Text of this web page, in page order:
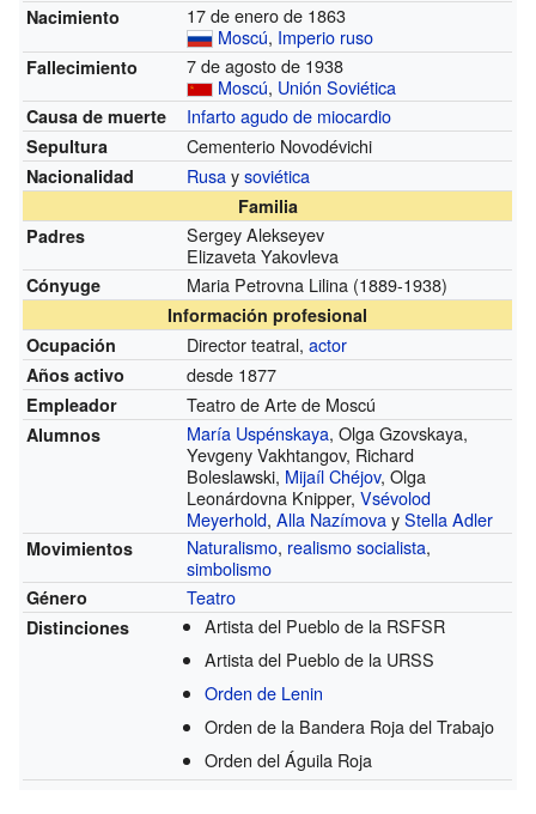
Nacimiento
17 de enero de 1863
Moscú, Imperio ruso
Fallecimiento
7 de agosto de 1938
Moscú, Unión Soviética
Causa de muerte Infarto agudo de miocardio
Sepultura Cementerio Novodévichi
Nacionalidad Rusaysoviética
Familia
Padres
Sergey Alekseyev
Elizaveta Yakovleva
Cónyuge Maria Petrovna Lilina (1889-1938)
Información profesional
Ocupación
Director teatral,actor
Años activo desde 1877
Empleador Teatro de Arte de Moscú
Alumnos María Uspénskaya, Olga Gzovskaya,
Yevgeny Vakhtangov, Richard
Boleslawski, Mijaíl Chéjov, Olga
Leonárdovna Knipper,Vsévolod
Meyerhold,Alla NazímovayStella Adler
Movimientos Naturalismo, realismo socialista,
simbolismo
Género Teatro
Distinciones
Artista del Pueblo de la RSFSR
Artista del Pueblo de la URSS
Orden de Lenin
Orden de la Bandera Roja del Trabajo
Orden del Águila Roja